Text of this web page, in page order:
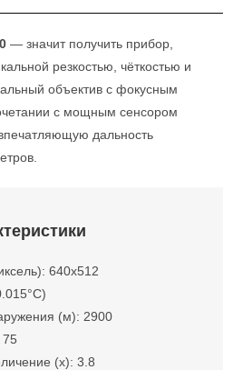
— значит получить прибор,
резкостью, чёткостью и
объектив с фокусным
с мощным сенсором
дальность
640х512
(м): 2900
(x): 3.8